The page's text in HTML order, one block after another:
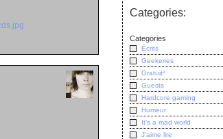
Categories:
Categories
Écrits
Geekeries
Gratuit³
Guests
Hardcore gaming
Humeur
It's a mad world
J'aime lire